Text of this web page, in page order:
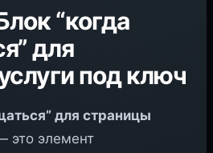
“когда
для
под ключ
для страницы
это элемент